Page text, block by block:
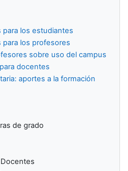
para los estudiantes
para los profesores
sobre uso del campus
docentes
aportes a la formación
de grado